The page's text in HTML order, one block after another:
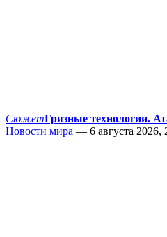
СюжетГрязные технологии.
Новости мира — 6 августа 2026,